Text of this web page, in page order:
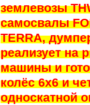
землевозы
самосвалы
TERRA,
реализует на
машины и
колёс 6х6 и
односкатной